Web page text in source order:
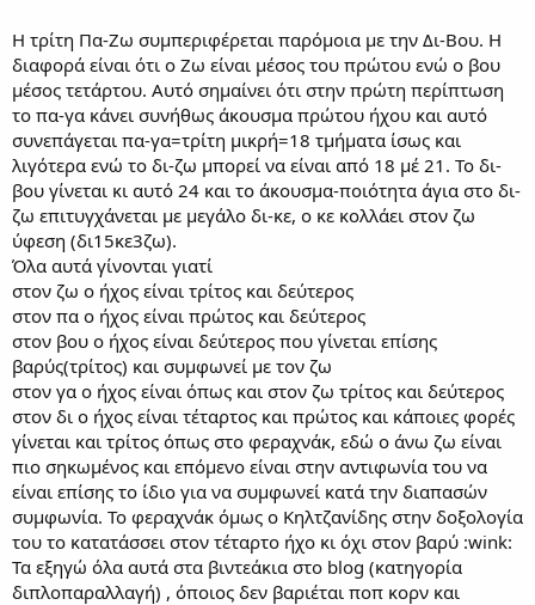
Επίσης έχει κανείς "σύγγραμμα" του Καραμάνη να δούμε πως
ακριβώς το παρουσιάζει;
Η τρίτη Πα-Ζω συμπεριφέρεται παρόμοια με την Δι-Βου. Η
διαφορά είναι ότι ο Ζω είναι μέσος του πρώτου ενώ ο βου
μέσος τετάρτου. Αυτό σημαίνει ότι στην πρώτη περίπτωση
το πα-γα κάνει συνήθως άκουσμα πρώτου ήχου και αυτό
συνεπάγεται πα-γα=τρίτη μικρή=18 τμήματα ίσως και
λιγότερα ενώ το δι-ζω μπορεί να είναι από 18 μέ 21. Το δι-
βου γίνεται κι αυτό 24 και το άκουσμα-ποιότητα άγια στο δι-
ζω επιτυγχάνεται με μεγάλο δι-κε, ο κε κολλάει στον ζω
ύφεση (δι15κε3ζω).
Όλα αυτά γίνονται γιατί
στον ζω ο ήχος είναι τρίτος και δεύτερος
στον πα ο ήχος είναι πρώτος και δεύτερος
στον βου ο ήχος είναι δεύτερος που γίνεται επίσης
βαρύς(τρίτος) και συμφωνεί με τον ζω
στον γα ο ήχος είναι όπως και στον ζω τρίτος και δεύτερος
στον δι ο ήχος είναι τέταρτος και πρώτος και κάποιες φορές
γίνεται και τρίτος όπως στο φεραχνάκ, εδώ ο άνω ζω είναι
πιο σηκωμένος και επόμενο είναι στην αντιφωνία του να
είναι επίσης το ίδιο για να συμφωνεί κατά την διαπασών
συμφωνία. Το φεραχνάκ όμως ο Κηλτζανίδης στην δοξολογία
του το κατατάσσει στον τέταρτο ήχο κι όχι στον βαρύ :wink:
Τα εξηγώ όλα αυτά στα βιντεάκια στο blog (κατηγορία
διπλοπαραλλαγή) , όποιος δεν βαριέται ποπ κορν και